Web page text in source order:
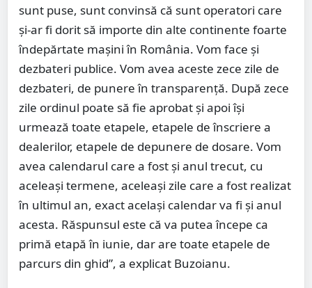
sunt puse, sunt convinsă că sunt operatori care
şi-ar fi dorit să importe din alte continente foarte
îndepărtate maşini în România. Vom face şi
dezbateri publice. Vom avea aceste zece zile de
dezbateri, de punere în transparenţă. După zece
zile ordinul poate să fie aprobat şi apoi îşi
urmează toate etapele, etapele de înscriere a
dealerilor, etapele de depunere de dosare. Vom
avea calendarul care a fost şi anul trecut, cu
aceleaşi termene, aceleaşi zile care a fost realizat
în ultimul an, exact acelaşi calendar va fi şi anul
acesta. Răspunsul este că va putea începe ca
primă etapă în iunie, dar are toate etapele de
parcurs din ghid”, a explicat Buzoianu.